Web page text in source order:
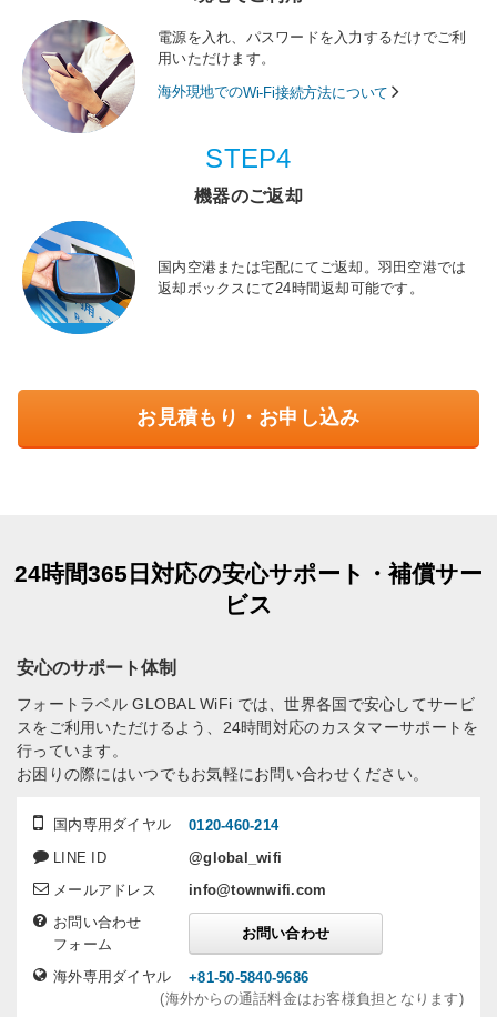
電源を入れ、パスワードを入力するだけでご利
用いただけます。
海外現地でのWi-Fi接続方法について
STEP4
機器のご返却
国内空港または宅配にてご返却。羽田空港では
返却ボックスにて24時間返却可能です。
お見積もり・お申し込み
24時間365日対応の安心サポート・補償サー
ビス
安心のサポート体制
国内専用ダイヤル
0120-460-214
LINE ID
@global_wifi
メールアドレス
info@townwifi.com
お問い合わせ
フォーム
お問い合わせ
海外専用ダイヤル
+81-50-5840-9686
(海外からの通話料金はお客様負担となります)
フォートラベル GLOBAL WiFi では、世界各国で安心してサービ
スをご利用いただけるよう、24時間対応のカスタマーサポートを
行っています。
お困りの際にはいつでもお気軽にお問い合わせください。